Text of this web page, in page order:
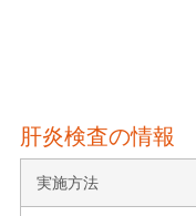
肝炎検査の情報
実施方法